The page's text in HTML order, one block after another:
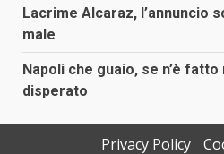
Lacrime Alcaraz, l’annuncio
male
Napoli che guaio, se n’è
disperato
Privacy Policy